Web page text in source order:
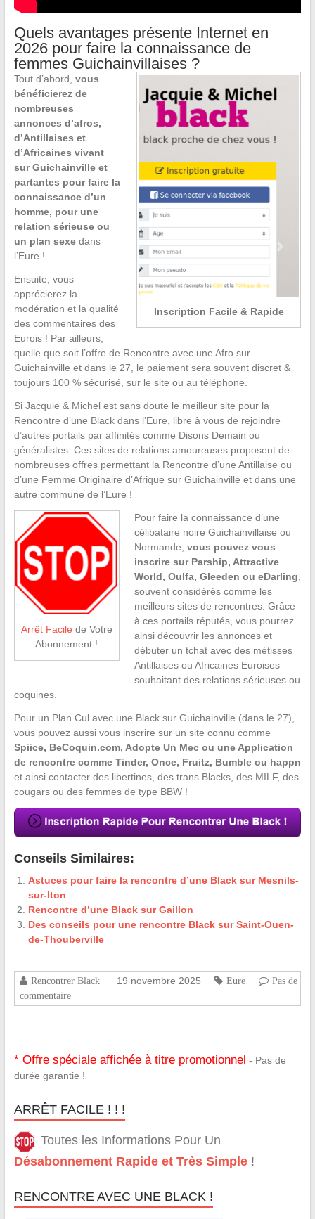
Quels avantages présente Internet en
2026 pour faire la connaissance de
femmes Guichainvillaises ?
Inscription Facile & Rapide
Tout d’abord, vous
bénéficierez de
nombreuses
annonces d’afros,
d’Antillaises et
d’Africaines vivant
sur Guichainville et
partantes pour faire la
connaissance d’un
homme, pour une
relation sérieuse ou
un plan sexedans
l’Eure !
Ensuite, vous
apprécierez la
modération et la qualité
des commentaires des
Eurois ! Par ailleurs,
quelle que soit l’offre de Rencontre avec une Afro sur
Guichainville et dans le 27, le paiement sera souvent discret &
toujours 100 % sécurisé, sur le site ou au téléphone.
Si Jacquie & Michel est sans doute le meilleur site pour la
Rencontre d’une Black dans l’Eure, libre à vous de rejoindre
d’autres portails par affinités comme Disons Demain ou
généralistes. Ces sites de relations amoureuses proposent de
nombreuses offres permettant la Rencontre d’une Antillaise ou
d’une Femme Originaire d’Afrique sur Guichainville et dans une
autre commune de l’Eure !
Arrêt Facile de Votre
Abonnement !
Pour faire la connaissance d’une
célibataire noire Guichainvillaise ou
Normande, vous pouvez vous
inscrire sur Parship, Attractive
World, Oulfa, Gleeden ou eDarling,
souvent considérés comme les
meilleurs sites de rencontres. Grâce
à ces portails réputés, vous pourrez
ainsi découvrir les annonces et
débuter un tchat avec des métisses
Antillaises ou Africaines Euroises
souhaitant des relations sérieuses ou
coquines.
Pour un Plan Cul avec une Black sur Guichainville (dans le 27),
vous pouvez aussi vous inscrire sur un site connu comme
Spiice, BeCoquin.com, Adopte Un Mec ou une Application
de rencontre comme Tinder, Once, Fruitz, Bumble ou happn
et ainsi contacter des libertines, des trans Blacks, des MILF, des
cougars ou des femmes de type BBW !
Conseils Similaires:
Astuces pour faire la rencontre d’une Black sur Mesnils-
sur-Iton
Rencontre d’une Black sur Gaillon
Des conseils pour une rencontre Black sur Saint-Ouen-
de-Thouberville
Rencontrer Black 19 novembre 2025 Eure
Pas de
commentaire
* Offre spéciale affichée à titre promotionnel - Pas de
durée garantie !
ARRÊT FACILE ! ! !
Toutes les Informations Pour Un
Désabonnement Rapide et Très Simple!
RENCONTRE AVEC UNE BLACK !